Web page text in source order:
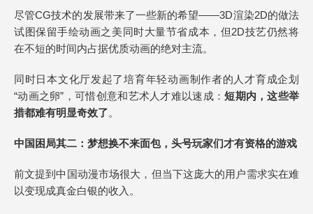
尽管CG技术的发展带来了一些新的希望——3D渲染2D的做法
试图保留手绘动画之美同时大量节省成本，但2D技艺仍然将
在不短的时间内占据优质动画的绝对主流。
同时日本文化厅发起了培育年轻动画制作者的人才育成企划
“动画之卵”，可惜创意和艺术人才难以速成：短期内，这些举
措都难有明显奇效了。
中国困局其二：梦想换不来面包，头号玩家们才有资格的游戏
前文提到中国动漫市场很大，但当下这庞大的用户需求实在难
以变现成真金白银的收入。